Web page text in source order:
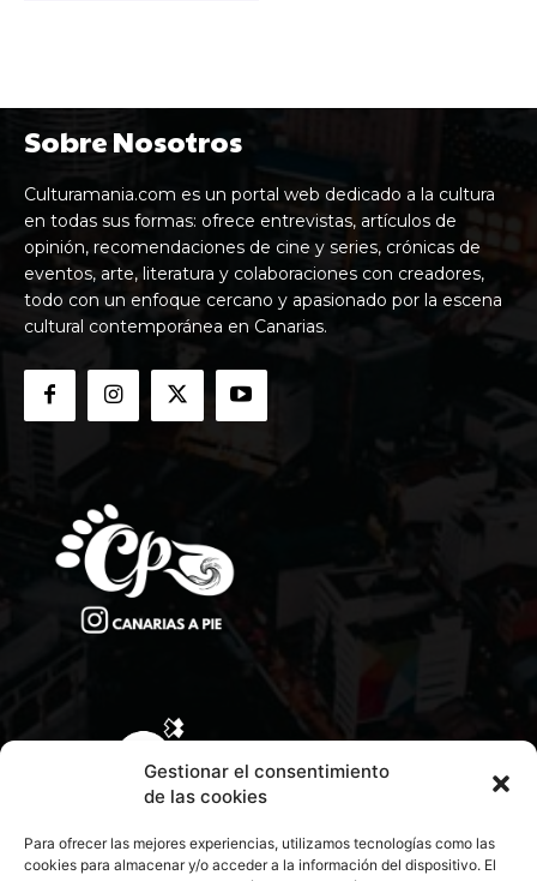
Gestionar el consentimiento
de las cookies
Para ofrecer las mejores experiencias, utilizamos tecnologías como las
cookies para almacenar y/o acceder a la información del dispositivo. El
Sobre Nosotros
Culturamania.com es un portal web dedicado a la cultura
en todas sus formas: ofrece entrevistas, artículos de
opinión, recomendaciones de cine y series, crónicas de
eventos, arte, literatura y colaboraciones con creadores,
todo con un enfoque cercano y apasionado por la escena
cultural contemporánea en Canarias.